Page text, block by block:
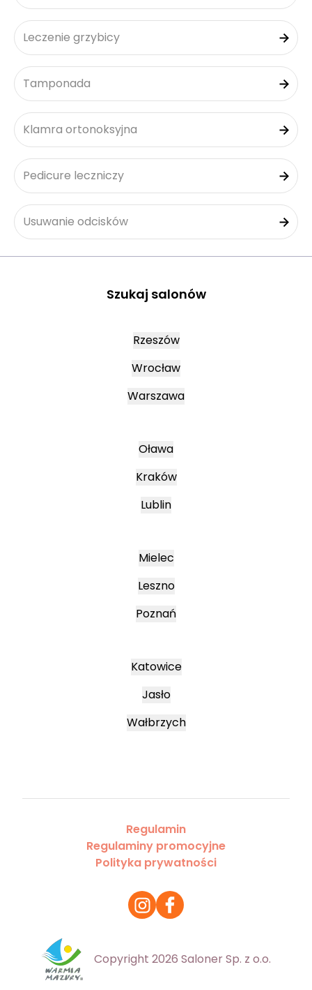
Leczenie grzybicy
Tamponada
Klamra ortonoksyjna
Pedicure leczniczy
Usuwanie odcisków
Szukaj salonów
Rzeszów
Wrocław
Warszawa
Oława
Kraków
Lublin
Mielec
Leszno
Poznań
Katowice
Jasło
Wałbrzych
Regulamin
Regulaminy promocyjne
Polityka prywatności
Copyright 2026 Saloner Sp. z o.o.